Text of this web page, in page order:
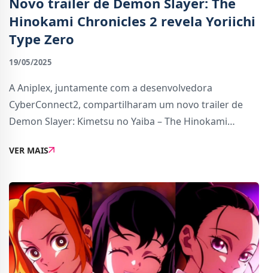
Hinokami Chronicles 2 revela Yoriichi
Type Zero
19/05/2025
A Aniplex, juntamente com a desenvolvedora
CyberConnect2, compartilharam um novo trailer de
Demon Slayer: Kimetsu no Yaiba – The Hinokami
personagem jogável Yoriichi Type Zero.Yoriichi Type
VER MAIS